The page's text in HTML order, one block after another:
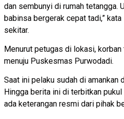
dan sembunyi di rumah tetangga.
babinsa bergerak cepat tadi,”
sekitar.
Menurut petugas di lokasi,
menuju Puskesmas Purwodadi.
Saat ini pelaku sudah di
Hingga berita ini di terbitkan
ada keterangan resmi dari pihak